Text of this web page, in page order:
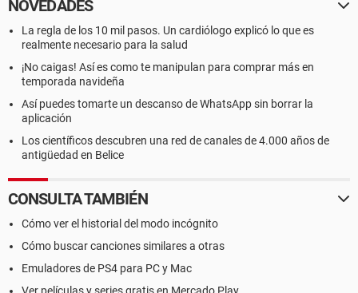
NOVEDADES
La regla de los 10 mil pasos. Un cardiólogo explicó lo que es
realmente necesario para la salud
¡No caigas! Así es como te manipulan para comprar más en
temporada navideña
Así puedes tomarte un descanso de WhatsApp sin borrar la
aplicación
Los científicos descubren una red de canales de 4.000 años de
antigüedad en Belice
CONSULTA TAMBIÉN
Cómo ver el historial del modo incógnito
Cómo buscar canciones similares a otras
Emuladores de PS4 para PC y Mac